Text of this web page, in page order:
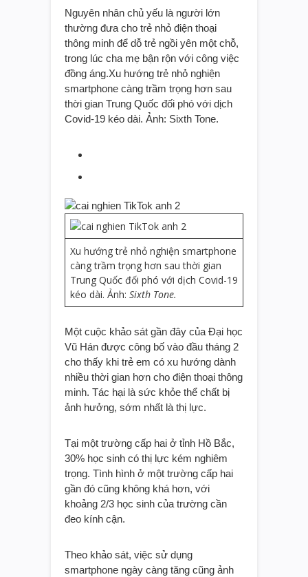
Nguyên nhân chủ yếu là người lớn
thường đưa cho trẻ nhỏ điện thoại
thông minh để dỗ trẻ ngồi yên một chỗ,
trong lúc cha mẹ bận rộn với công việc
đồng áng.Xu hướng trẻ nhỏ nghiện
smartphone càng trầm trọng hơn sau
thời gian Trung Quốc đối phó với dịch
Covid-19 kéo dài. Ảnh: Sixth Tone.
Xu hướng trẻ nhỏ nghiện smartphone
càng trầm trọng hơn sau thời gian
Trung Quốc đối phó với dịch Covid-19
kéo dài. Ảnh: Sixth Tone.
Một cuộc khảo sát gần đây của Đại học
Vũ Hán được công bố vào đầu tháng 2
cho thấy khi trẻ em có xu hướng dành
nhiều thời gian hơn cho điện thoại thông
minh. Tác hại là sức khỏe thể chất bị
ảnh hưởng, sớm nhất là thị lực.
Tại một trường cấp hai ở tỉnh Hồ Bắc,
30% học sinh có thị lực kém nghiêm
trọng. Tình hình ở một trường cấp hai
gần đó cũng không khá hơn, với
khoảng 2/3 học sinh của trường cần
đeo kính cận.
Theo khảo sát, việc sử dụng
smartphone ngày càng tăng cũng ảnh